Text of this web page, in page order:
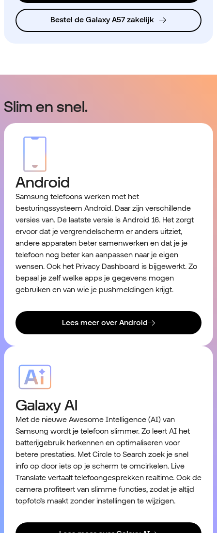
Bestel de Galaxy A57 zakelijk
Slim en snel.
Android
Samsung telefoons werken met het
besturingssysteem Android. Daar zijn verschillende
versies van. De laatste versie is Android 16. Het zorgt
ervoor dat je vergrendelscherm er anders uitziet,
andere apparaten beter samenwerken en dat je je
telefoon nog beter kan aanpassen naar je eigen
wensen. Ook het Privacy Dashboard is bijgewerkt. Zo
bepaal je zelf welke apps je gegevens mogen
gebruiken en van wie je pushmeldingen krijgt.
Lees meer over Android
Galaxy AI
Met de nieuwe Awesome Intelligence (AI) van
Samsung wordt je telefoon slimmer. Zo leert AI het
batterijgebruik herkennen en optimaliseren voor
betere prestaties. Met Circle to Search zoek je snel
info op door iets op je scherm te omcirkelen. Live
Translate vertaalt telefoongesprekken realtime. Ook de
camera profiteert van slimme functies, zodat je altijd
topfoto’s maakt zonder instellingen te wijzigen.